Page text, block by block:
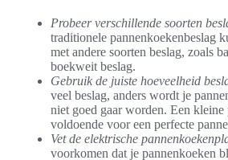
Probeer verschillende soorten
traditionele pannenkoekenbeslag
met andere soorten beslag, zoals
boekweit beslag.
Gebruik de juiste hoeveelheid
veel beslag, anders wordt je
niet goed gaar worden. Een
voldoende voor een perfecte
Vet de elektrische
voorkomen dat je pannenkoeken